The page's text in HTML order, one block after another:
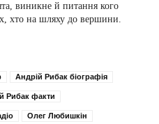
виникне й питання кого
хто на шляху до вершини.
Андрій Рибак біографія
Рибак факти
Олег Любишкін